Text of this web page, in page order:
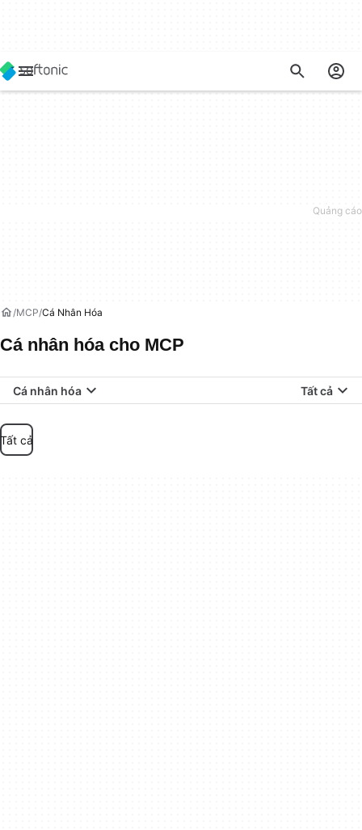
MCP Cá Nhân Hóa
Cá nhân hóa cho MCP
Cá nhân hóa Tất cả
Tất cả